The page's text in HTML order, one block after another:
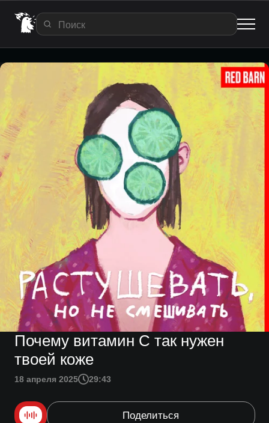
Почему витамин С так нужен
твоей коже
18 апреля 2025 29:43
Поделиться